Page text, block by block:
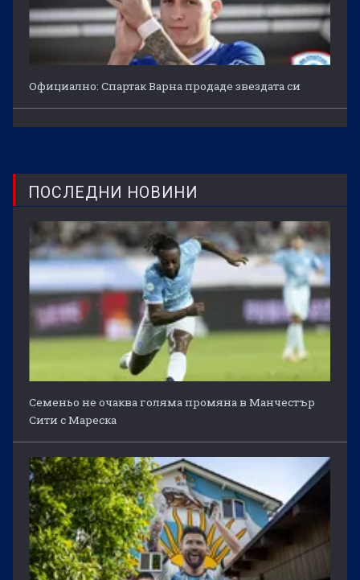
Официално: Спартак Варна продаде звездата си
ПОСЛЕДНИ НОВИНИ
Семеньо не очаква голяма промяна в Манчестър
Сити с Мареска